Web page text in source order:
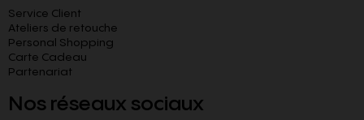
Service Client
Ateliers de retouche
Personal Shopping
Carte Cadeau
Partenariat
Nos réseaux sociaux